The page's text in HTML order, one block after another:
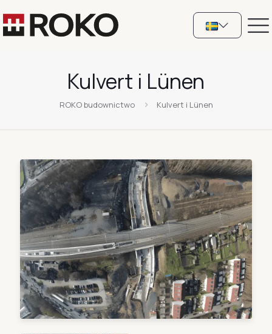
Kulvert i Lünen
ROKO budownictwo Kulvert i Lünen